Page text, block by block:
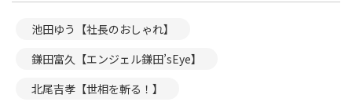
池田ゆう【社長のおしゃれ】
鎌田富久【エンジェル鎌田’sEye】
北尾吉孝【世相を斬る！】